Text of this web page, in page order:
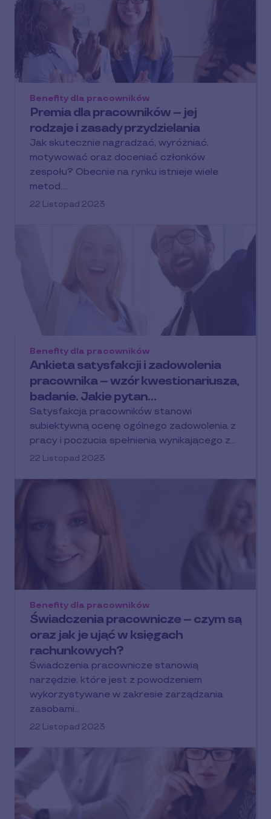
Premia dla pracowników – jej
rodzaje i zasady przydzielania
Benefity dla pracowników
Jak skutecznie nagradzać, wyróżniać,
motywować oraz doceniać członków
zespołu? Obecnie na rynku istnieje wiele
metod.…
22 Listopad 2023
Ankieta satysfakcji i zadowolenia
pracownika – wzór kwestionariusza,
badanie. Jakie pytan…
Benefity dla pracowników
Satysfakcja pracowników stanowi
subiektywną ocenę ogólnego zadowolenia z
pracy i poczucia spełnienia wynikającego z…
22 Listopad 2023
Świadczenia pracownicze – czym są
oraz jak je ująć w księgach
rachunkowych?
Benefity dla pracowników
Świadczenia pracownicze stanowią
narzędzie, które jest z powodzeniem
wykorzystywane w zakresie zarządzania
zasobami…
22 Listopad 2023